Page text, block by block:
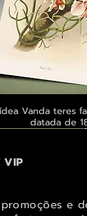
Visualização
Vanda teres
datada de
VIP
e